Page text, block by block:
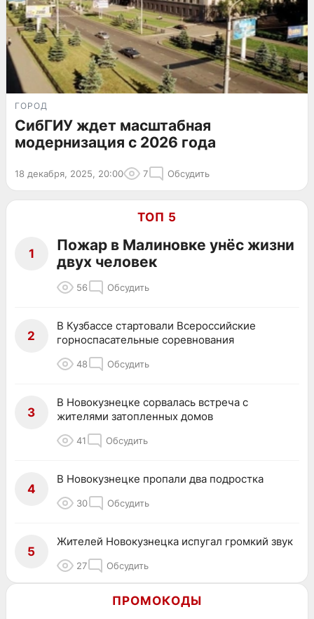
ГОРОД
СибГИУ ждет масштабная
модернизация с 2026 года
18 декабря, 2025, 20:00 7 Обсудить
ТОП 5
1
Пожар в Малиновке унёс жизни
двух человек
56 Обсудить
2
В Кузбассе стартовали Всероссийские
горноспасательные соревнования
48 Обсудить
3
В Новокузнецке сорвалась встреча с
жителями затопленных домов
41 Обсудить
4
В Новокузнецке пропали два подростка
30 Обсудить
5
Жителей Новокузнецка испугал громкий звук
27 Обсудить
ПРОМОКОДЫ